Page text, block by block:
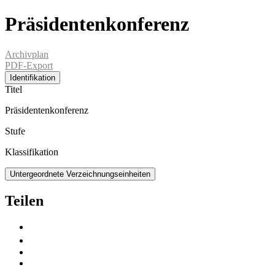
Präsidentenkonferenz
Archivplan
PDF-Export
Identifikation
Titel
Präsidentenkonferenz
Stufe
Klassifikation
Untergeordnete Verzeichnungseinheiten
Teilen